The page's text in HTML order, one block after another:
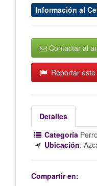
Información al
Contactar al
Reportar
Detalles
Categoría
Ubicación:
Compartir en: